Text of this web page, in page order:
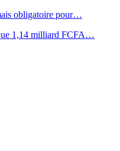
obligatoire pour…
1,14 milliard FCFA…